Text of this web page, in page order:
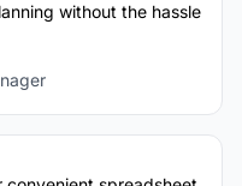
without the hassle